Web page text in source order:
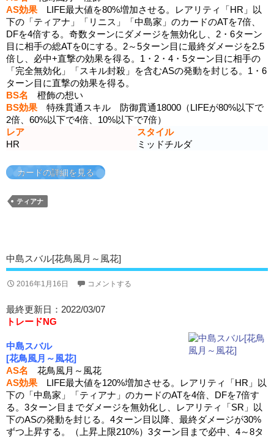
AS効果 LIFE最大値を80%増加させる。レアリティ「HR」以
下の「ティアナ」「リニス」「中島家」のカードのATを7倍、
DFを4倍する。奇数ターンにダメージを無効化し、2・6ターン
目に相手の総ATを0にする。2～5ターン目に最終ダメージを2.5
倍し、必中+直撃の効果を得る。1・2・4・5ターン目に相手の
「完全無効化」「スキル封殺」を含むASの発動を封じる。1・6
ターン目に直撃の効果を得る。
BS名 橙飾の想い
BS効果 特殊貫通スキル 防御貫通18000（LIFEが80%以下で
2倍、60%以下で4倍、10%以下で7倍）
レア
スタイル
HR
ミッドチルダ
カードの詳細を見る
ティアナ
中島スバル[花鳥風月～風花]
2016年1月16日 コメントする
最終更新日：2022/03/07
トレードNG
中島スバル
[花鳥風月～風花]
AS名 花鳥風月～風花
AS効果 LIFE最大値を120%増加させる。レアリティ「HR」以
下の「中島家」「ティアナ」のカードのATを4倍、DFを7倍す
る。3ターン目までダメージを無効化し、レアリティ「SR」以
下のASの発動を封じる。4ターン目以降、最終ダメージが30%
ずつ上昇する。（上昇上限210%）3ターン目まで必中、4～8タ